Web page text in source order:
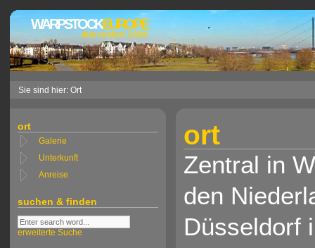
WARPSTOCKEUROPE
düsseldorf 2008
Sie sind hier: Ort
ort
Galerie
Unterkunft
Anreise
suchen & finden
erweiterte Suche
ort
Zentral in
den
Düsseldorf